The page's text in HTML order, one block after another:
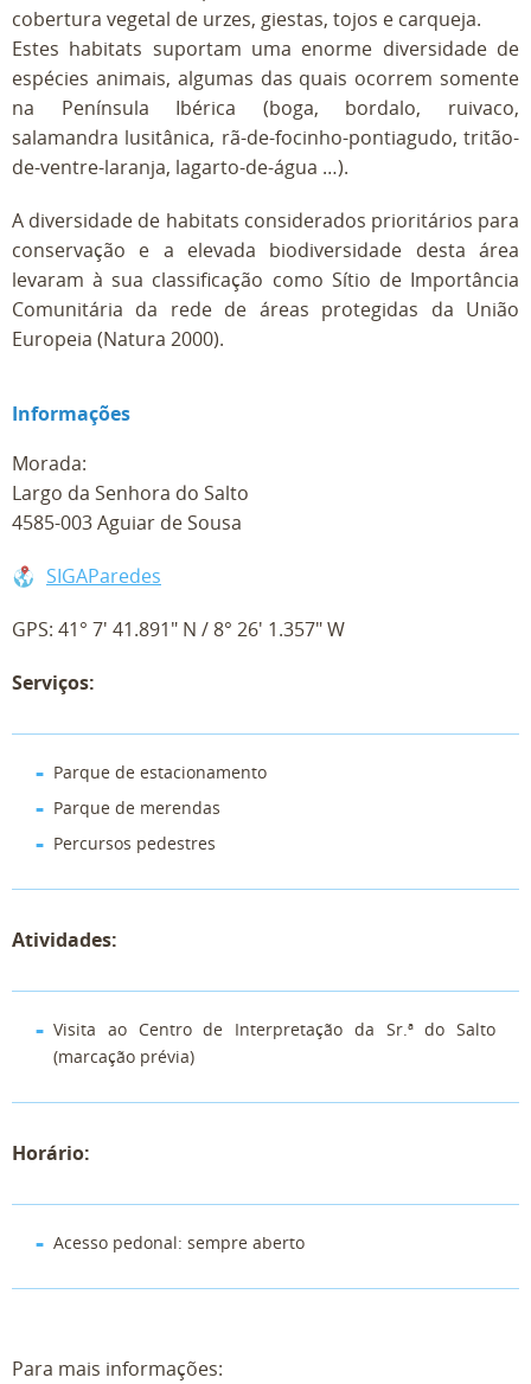
cobertura vegetal de urzes, giestas, tojos e carqueja.
Estes habitats suportam uma enorme diversidade de
espécies animais, algumas das quais ocorrem somente
na Península Ibérica (boga, bordalo, ruivaco,
salamandra lusitânica, rã-de-focinho-pontiagudo, tritão-
de-ventre-laranja, lagarto-de-água …).
A diversidade de habitats considerados prioritários para
conservação e a elevada biodiversidade desta área
levaram à sua classificação como Sítio de Importância
Comunitária da rede de áreas protegidas da União
Europeia (Natura 2000).
Informações
Morada:
Largo da Senhora do Salto
4585-003 Aguiar de Sousa
SIGAParedes
GPS: 41° 7' 41.891" N / 8° 26' 1.357" W
Serviços:
Parque de estacionamento
Parque de merendas
Percursos pedestres
Atividades:
Visita ao Centro de Interpretação da Sr.ª do Salto
(marcação prévia)
Horário:
Acesso pedonal: sempre aberto
Para mais informações: